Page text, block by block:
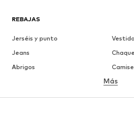
REBAJAS
Jerséis y punto
Jeans
Abrigos
Ropa
Más